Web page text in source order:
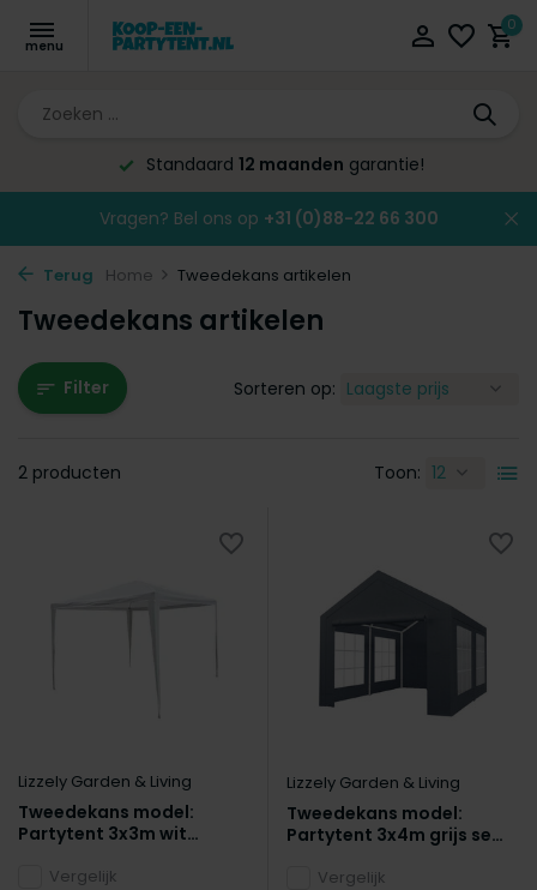
0
Standaard 12 maanden garantie!
Vragen? Bel ons op +31 (0)88-22 66 300
Terug Home Tweedekans artikelen
Tweedekans artikelen
Filter
2 producten Toon:
Sorteren op:
Lizzely Garden & Living
Tweedekans model:
Partytent 3x3m wit
Vergelijk
Lizzely Garden & Living
Tweedekans model:
Partytent 3x4m grijs semi
Vergelijk